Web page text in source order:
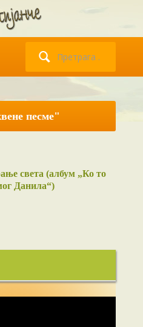
песме"
света (албум „Ко то
Данила“)